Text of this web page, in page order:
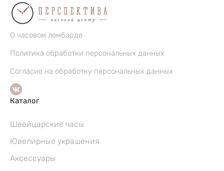
О часовом ломбарде
Политика обработки персональных данных
Согласие на обработку персональных данных
Каталог
Швейцарские часы
Ювелирные украшения
Аксессуары